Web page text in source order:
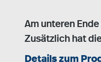
Am unteren
Zusätzlich hat
Details zum